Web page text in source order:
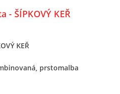
DĚTI
ŠÍPKOVÝ KEŘ
KEŘ
prstomalba